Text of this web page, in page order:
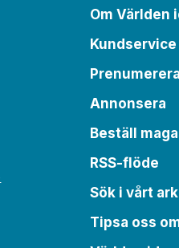
Om Världen
Kundservice
Annonsera
Beställ
RSS-flöde
Sök i vårt
Tipsa oss